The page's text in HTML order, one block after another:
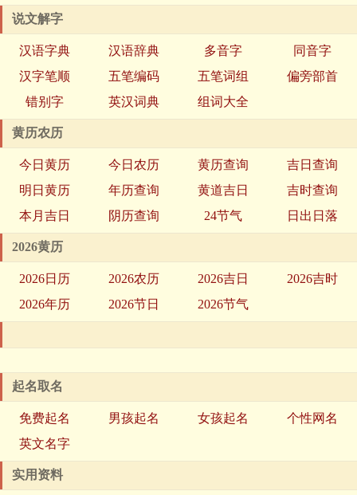
说文解字
汉语字典 汉语辞典 多音字
同音字
汉字笔顺
五笔编码 五笔词组
偏旁部首
错别字
英汉词典 组词大全
黄历农历
今日黄历 今日农历 黄历查询
吉日查询
明日黄历
年历查询 黄道吉日
吉时查询
本月吉日
阴历查询 24节气 日出日落
2026黄历
2026日历 2026农历 2026吉日
2026吉时
2026年历
2026节日 2026节气
起名取名
免费起名 男孩起名 女孩起名
个性网名
英文名字
实用资料